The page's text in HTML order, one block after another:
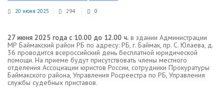
20 июня 2025 294 0
27 июня 2025 года с 10.00 до 12.00 ч. в здании Администрации
МР Баймакский район РБ по адресу: РБ, г. Баймак, пр. С. Юлаева, д.
36 проводится всероссийский день бесплатной юридической
помощи. На приеме будут присутствовать члены местного
отделения Ассоциации юристов России, сотрудники Прокуратуры
Баймакского района, Управления Росреестра по РБ, Управления
службы судебных приставов.